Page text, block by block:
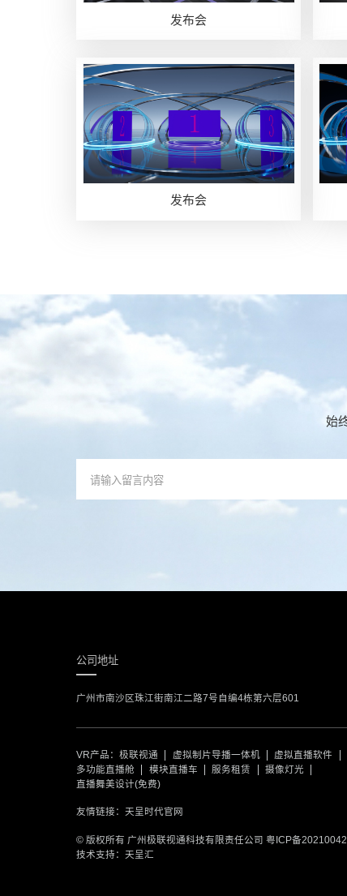
发布会
发布会
始
公司地址
广州市南沙区珠江街南江二路7号自编4栋第六层601
VR产品：极联视通 虚拟制片导播一体机
虚拟直播软件
多功能直播舱
模块直播车 服务租赁
摄像灯光
直播舞美设计(免费)
友情链接：天呈时代官网
© 版权所有 广州极联视通科技有限责任公司粤ICP备
技术支持：天呈汇